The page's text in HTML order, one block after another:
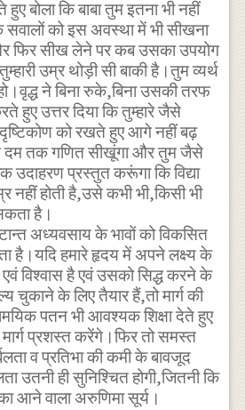
बोला कि बाबा तुम इतना भी नहीं
को इस अवस्था में भी सीखना
फिर सीख लेने पर कब उसका उपयोग
उम्र थोड़ी सी बाकी है।तुम व्यर्थ
ने बिना रुके,बिना उसकी तरफ
हुए उत्तर दिया कि तुम्हारे जैसे
को रखते हुए आगे नहीं बढ़
तक गणित सीखूंगा और तुम जैसे
उदाहरण प्रस्तुत करूंगा कि विद्या
नहीं होती है,उसे कभी भी,किसी भी
है।
अध्यवसाय के भावों को विकसित
है।यदि हमारे हृदय में अपने लक्ष्य के
एवं विश्वास है एवं उसको सिद्ध करने के
चुकाने के लिए तैयार हैं,तो मार्ग की
पतन भी आवश्यक शिक्षा देते हुए
प्रशस्त करेंगे।फिर तो समस्त
व प्रतिभा की कमी के बावजूद
उतनी ही सुनिश्चित होगी,जितनी कि
आने वाला अरुणिमा सूर्य।